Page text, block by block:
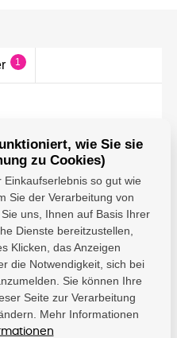
1
B432DN, B512DN, OKI
... ( 45807106)
PrintLine - DAMEDIS,
s.r.o.; Kaštanová
489/34, Brněnské
Ivanovice, 620 00 Brno;
info@damedis.cz
wie Sie sie
zu Cookies)
so gut wie
Sie der Verarbeitung von
uns, Ihnen auf Basis Ihrer
Dienste bereitzustellen,
Klicken, das Anzeigen
die Notwendigkeit, sich bei
Sie können Ihre
Seite zur Verarbeitung
Mehr Informationen